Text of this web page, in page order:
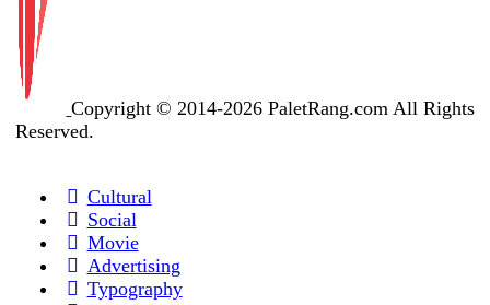
Copyright © 2014-2026 PaletRang.com All Rights
Reserved.
Cultural
Social
Movie
Advertising
Typography